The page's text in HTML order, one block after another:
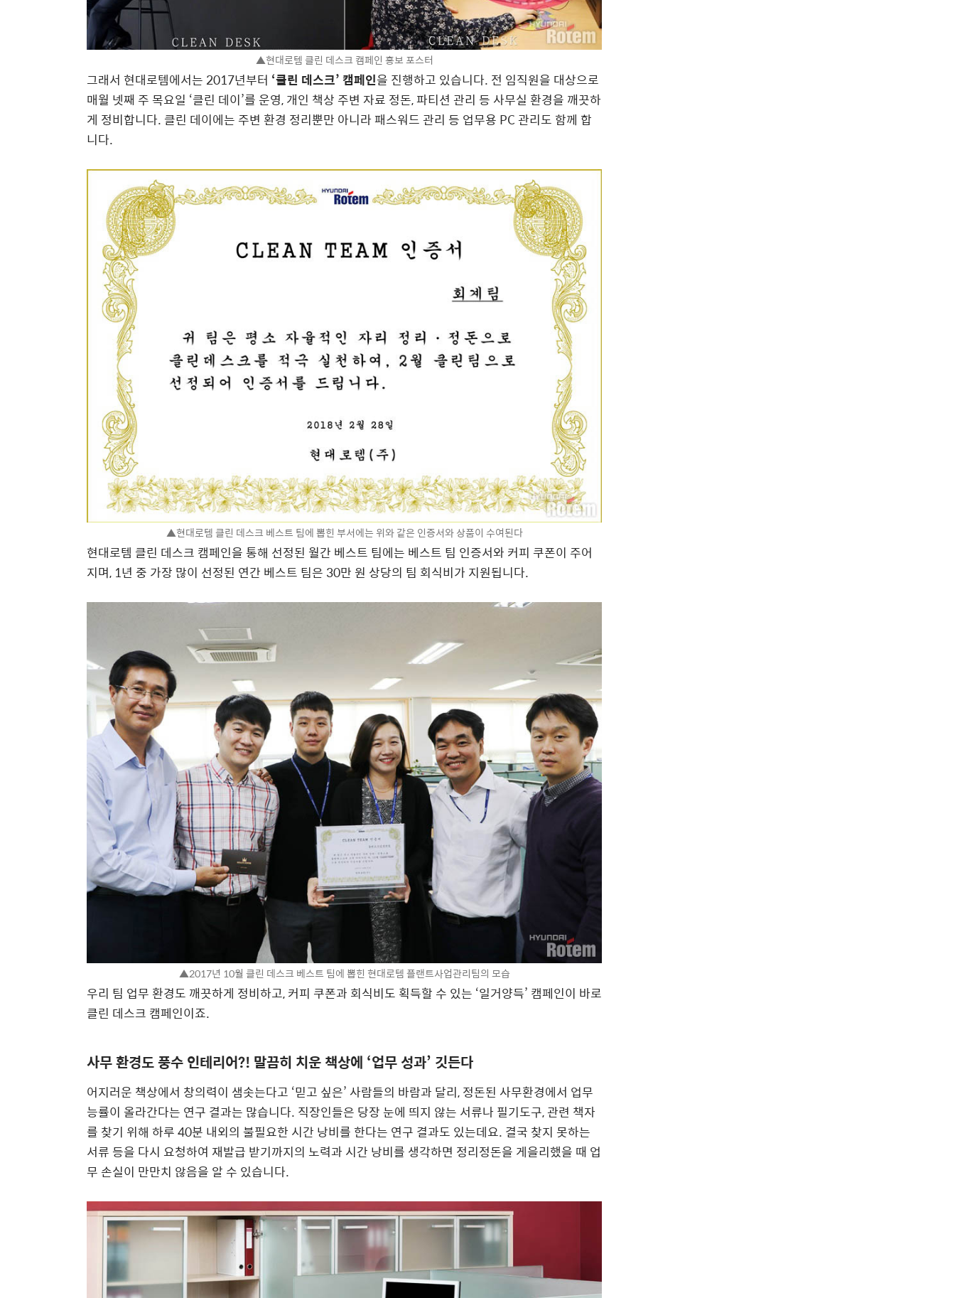
▲현대로템 클린 데스크 캠페인 홍보 포스터
그래서 현대로템에서는 2017년부터 ‘클린 데스크’ 캠페인을 진행하고 있습니다. 전 임직원을 대상으로
매월 넷째 주 목요일 ‘클린 데이’를 운영, 개인 책상 주변 자료 정돈, 파티션 관리 등 사무실 환경을 깨끗하
게 정비합니다. 클린 데이에는 주변 환경 정리뿐만 아니라 패스워드 관리 등 업무용 PC 관리도 함께 합
니다.
▲현대로템 클린 데스크 베스트 팀에 뽑힌 부서에는 위와 같은 인증서와 상품이 수여된다
현대로템 클린 데스크 캠페인을 통해 선정된 월간 베스트 팀에는 베스트 팀 인증서와 커피 쿠폰이 주어
지며, 1년 중 가장 많이 선정된 연간 베스트 팀은 30만 원 상당의 팀 회식비가 지원됩니다.
▲2017년 10월 클린 데스크 베스트 팀에 뽑힌 현대로템 플랜트사업관리팀의 모습
우리 팀 업무 환경도 깨끗하게 정비하고, 커피 쿠폰과 회식비도 획득할 수 있는 ‘일거양득’ 캠페인이 바로
클린 데스크 캠페인이죠.
사무 환경도 풍수 인테리어?! 말끔히 치운 책상에 ‘업무 성과’ 깃든다
어지러운 책상에서 창의력이 샘솟는다고 ‘믿고 싶은’ 사람들의 바람과 달리, 정돈된 사무환경에서 업무
능률이 올라간다는 연구 결과는 많습니다. 직장인들은 당장 눈에 띄지 않는 서류나 필기도구, 관련 책자
를 찾기 위해 하루 40분 내외의 불필요한 시간 낭비를 한다는 연구 결과도 있는데요. 결국 찾지 못하는
서류 등을 다시 요청하여 재발급 받기까지의 노력과 시간 낭비를 생각하면 정리정돈을 게을리했을 때 업
무 손실이 만만치 않음을 알 수 있습니다.